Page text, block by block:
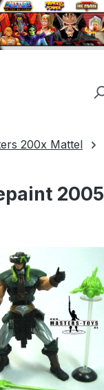
200x Mattel
2005